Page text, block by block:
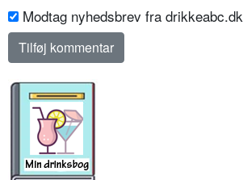
Modtag nyhedsbrev fra drikkeabc.dk